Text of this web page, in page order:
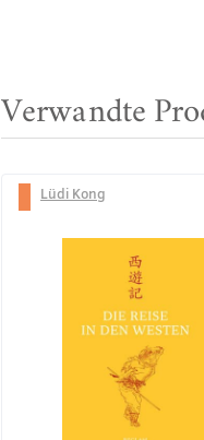
Verwandte
Lüdi Kong